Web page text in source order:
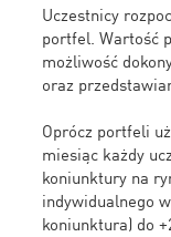
Uczestnicy
portfel. Wartość
możliwość
oraz
Oprócz portfeli
miesiąc każdy
koniunktury na
indywidualnego
koniunktura) do